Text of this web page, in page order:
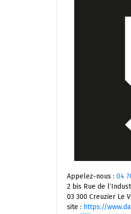
Appelez-nous : 04
2 bis Rue de
03 300 Creuzier Le
site : https://